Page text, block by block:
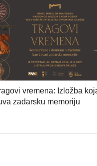
vremena: Izložba
zadarsku memoriju